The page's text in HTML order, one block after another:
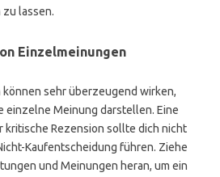
lassen.
Einzelmeinungen
sehr überzeugend wirken,
einzelne Meinung darstellen. Eine
kritische Rezension sollte dich nicht
Kaufentscheidung führen. Ziehe
und Meinungen heran, um ein